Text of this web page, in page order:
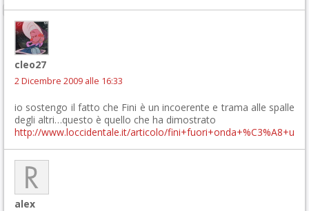
cleo27
2 Dicembre 2009 alle 16:33
io sostengo il fatto che Fini è un incoerente e trama alle spalle
degli altri…questo è quello che ha dimostrato
http://www.loccidentale.it/articolo/
alex